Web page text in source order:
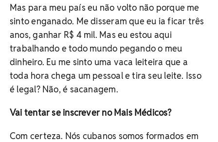
Mas para meu país eu não volto não porque me
sinto enganado. Me disseram que eu ia ficar três
anos, ganhar R$ 4 mil. Mas eu estou aqui
trabalhando e todo mundo pegando o meu
dinheiro. Eu me sinto uma vaca leiteira que a
toda hora chega um pessoal e tira seu leite. Isso
é legal? Não, é sacanagem.
Vai tentar se inscrever no Mais Médicos?
Com certeza. Nós cubanos somos formados em